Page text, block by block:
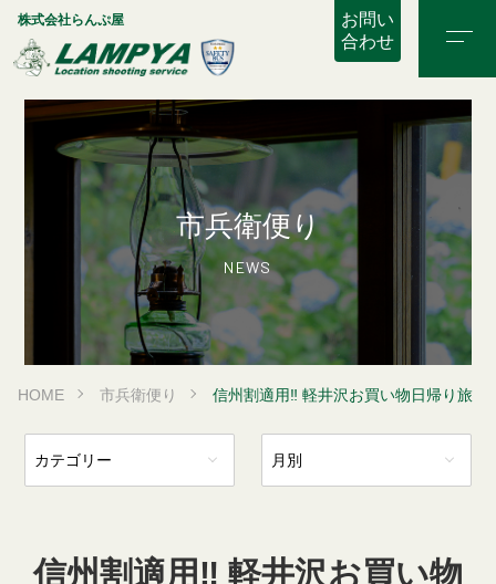
株式会社らんぷ屋
お問い
合わせ
市兵衛便り
NEWS
HOME 市兵衛便り 信州割適用‼ 軽井沢お買い物日帰り旅
信州割適用‼ 軽井沢お買い物